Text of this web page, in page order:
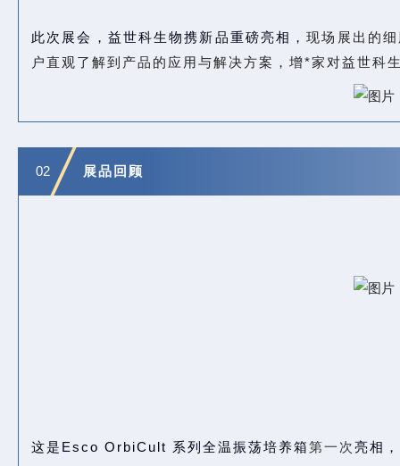
此次展会，益世科生物携新品重磅亮相，现场展出的
户直观了解到产品的应用与解决方案，增*家对益世科
02 展品回顾
这是Esco OrbiCult 系列全温振荡培养箱第一次亮相